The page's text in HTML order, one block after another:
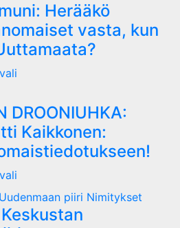
Herääkö
vasta, kun
DROONIUHKA:
Kaikkonen:
piiri Nimitykset